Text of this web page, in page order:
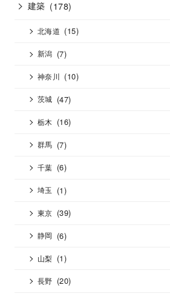
建築 (178)
北海道 (15)
新潟 (7)
神奈川 (10)
茨城 (47)
栃木 (16)
群馬 (7)
千葉 (6)
埼玉 (1)
東京 (39)
静岡 (6)
山梨 (1)
長野 (20)